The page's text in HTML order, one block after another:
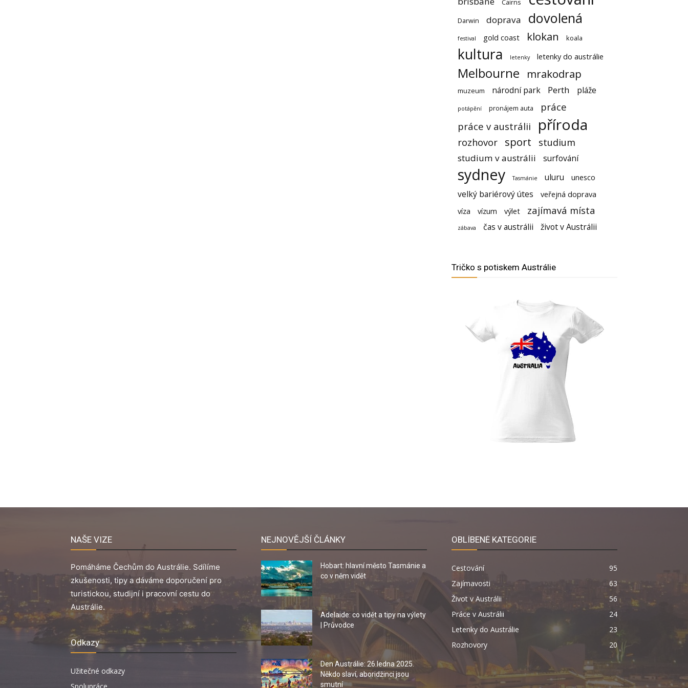
Cairns
Darwin doprava dovolená
festival gold coast klokan koala
kultura letenky letenky do austrálie
Melbourne mrakodrap
muzeum národní park Perth pláže
potápění pronájem auta
práce
práce v austrálii
příroda
rozhovor sport studium
studium v austrálii surfování
sydney Tasmánie uluru unesco
velký bariérový útes
veřejná doprava
víza
vízum výlet zajímavá místa
zábava čas v austrálii život v Austrálii
Tričko s potiskem Austrálie
NAŠE VIZE
Pomáháme Čechům do Austrálie. Sdílíme
zkušenosti, tipy a dáváme doporučení pro
turistickou, studijní i pracovní cestu do
Austrálie.
Odkazy
Užitečné odkazy
NEJNOVĚJŠÍ ČLÁNKY
Hobart: hlavní město Tasmánie a
co v něm vidět
Adelaide: co vidět a tipy na výlety
| Průvodce
Den Austrálie: 26.ledna 2025.
Někdo slaví, aboridžinci jsou
smutní
OBLÍBENÉ KATEGORIE
Cestování
95
Zajímavosti
63
Život v Austrálii
56
Práce v Austrálii
24
Letenky do Austrálie
23
Rozhovory
20